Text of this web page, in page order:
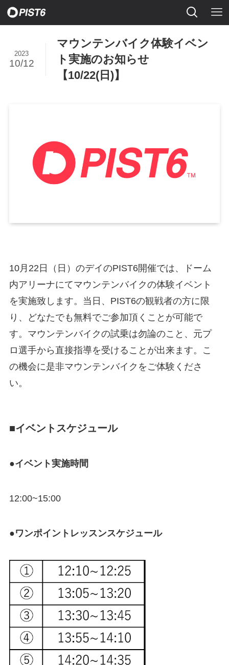
マウンテンバイク体験イベン
ト実施のお知らせ
【10/22(日)】
2023
10/12
10月 22 日（日）のデイのPIST6開催では、ドーム
内アリーナにてマウンテンバイクの体験イベント
を実施致します。当日、PIST6の観戦者の方に限
り、どなたでも無料でご参加頂くことが可能で
す。マウンテンバイクの試乗は勿論のこと、元プ
ロ選手から直接指導を受けることが出来ます。こ
の機会に是非マウンテンバイクをご体験くださ
い。
■イベントスケジュール
●イベント実施時間
12:00~15:00
●ワンポイントレッスンスケジュール